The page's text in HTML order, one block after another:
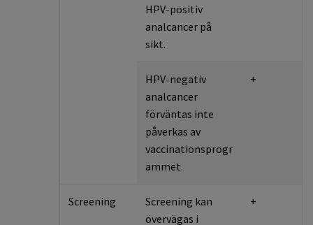
HPV-positiv
analcancer på
sikt.
HPV-negativ
analcancer
förväntas inte
påverkas av
vaccinationsprogr
ammet.
+
Screening
Screening kan
övervägas i
+